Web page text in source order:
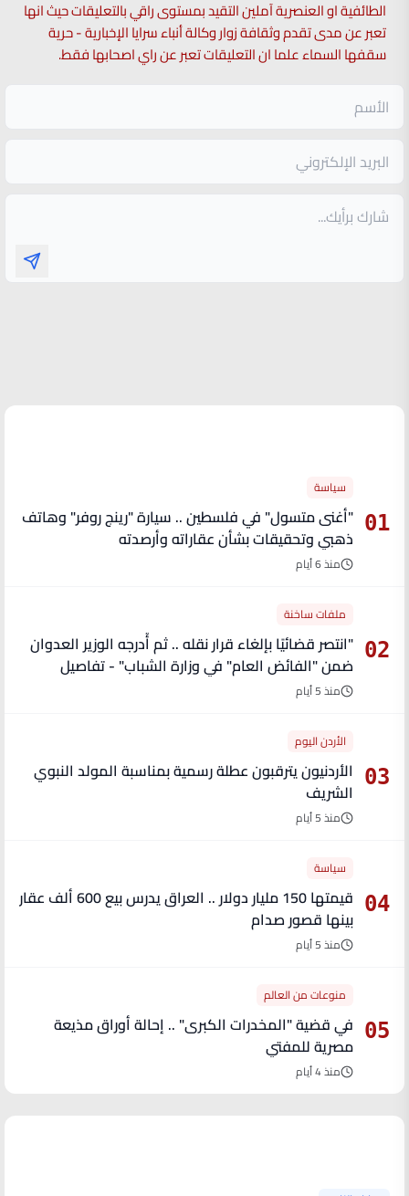
الطائفية او العنصرية آملين التقيد بمستوى راقي بالتعليقات حيث انها
تعبر عن مدى تقدم وثقافة زوار وكالة أنباء سرايا الإخبارية - حرية
سقفها السماء علما ان التعليقات تعبر عن راي اصحابها فقط.
01
سياسة
"أغنى متسول" في فلسطين .. سيارة "رينج روفر" وهاتف
ذهبي وتحقيقات بشأن عقاراته وأرصدته
منذ 6 أيام
02
ملفات ساخنة
"انتصر قضائيًا بإلغاء قرار نقله .. ثم أُدرجه الوزير العدوان
ضمن "الفائض العام" في وزارة الشباب" - تفاصيل
منذ 5 أيام
03
الأردن اليوم
الأردنيون يترقبون عطلة رسمية بمناسبة المولد النبوي
الشريف
منذ 5 أيام
04
سياسة
قيمتها 150 مليار دولار .. العراق يدرس بيع 600 ألف عقار
بينها قصور صدام
منذ 5 أيام
05
منوعات من العالم
في قضية "المخدرات الكبرى" .. إحالة أوراق مذيعة
مصرية للمفتي
منذ 4 أيام